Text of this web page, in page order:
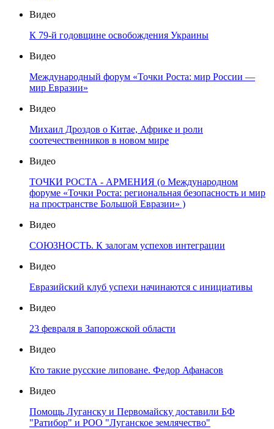
Видео
К 79-й годовщине освобождения Украины
Видео
Международный форум «Точки Роста: мир России —
мир Евразии»
Видео
Михаил Дроздов о Китае, Африке и роли
соотечественников в новом мире
Видео
ТОЧКИ РОСТА - АРМЕНИЯ (о Международном
форуме «Точки Роста: региональная безопасность и мир
на пространстве Большой Евразии» )
Видео
СОЮЗНОСТЬ. К залогам успехов интеграции
Видео
Евразийский клуб успехи начинаются с инициативы
Видео
23 февраля в Запорожской области
Видео
Кто такие русские липоване. Федор Афанасов
Видео
Помощь Луганску и Первомайску доставили БФ
"Ратибор" и РОО "Луганское землячество"